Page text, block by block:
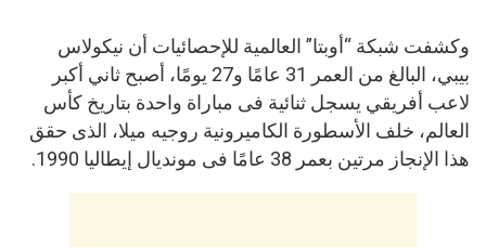
وكشفت شبكة “أوبتا” العالمية للإحصائيات أن نيكولاس
بيبي، البالغ من العمر 31 عامًا و27 يومًا، أصبح ثاني أكبر
لاعب أفريقي يسجل ثنائية فى مباراة واحدة بتاريخ كأس
العالم، خلف الأسطورة الكاميرونية روجيه ميلا، الذى حقق
هذا الإنجاز مرتين بعمر 38 عامًا فى مونديال إيطاليا 1990.